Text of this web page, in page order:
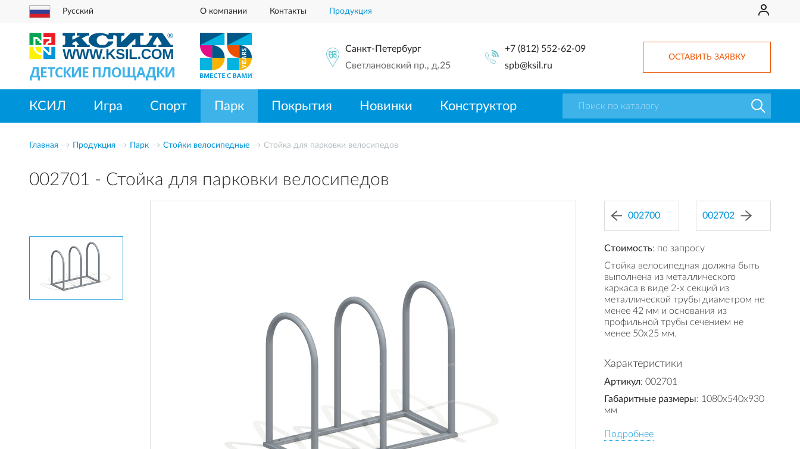
Русский О компании Контакты Продукция
ДЕТСКИЕ ПЛОЩАДКИ
Санкт-Петербург
Светлановский пр., д.25
+7 (812) 552-62-09
spb@ksil.ru
ОСТАВИТЬ ЗАЯВКУ
КСИЛ Игра Спорт Парк Покрытия Новинки Конструктор
Главная Продукция Парк Стойки велосипедные Стойка для парковки велосипедов
002701 - Стойка для парковки велосипедов
002700 002702
Стоимость: по запросу
Стойка велосипедная должна быть
выполнена из металлического
каркаса в виде 2-х секций из
металлической трубы диаметром не
менее 42 мм и основания из
профильной трубы сечением не
менее 50х25 мм.
Характеристики
Артикул: 002701
Габаритные размеры: 1080x540x930
мм
Подробнее